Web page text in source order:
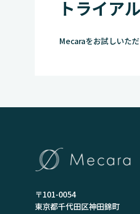
トライア
Mecaraをお試しいた
〒101-0054
東京都千代田区神田錦町